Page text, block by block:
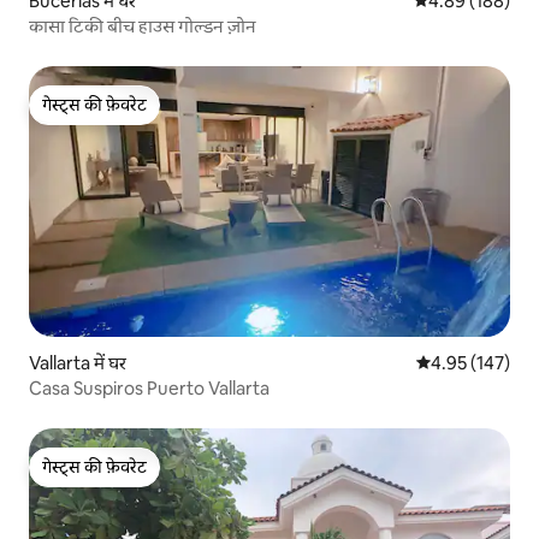
कासा टिकी बीच हाउस गोल्डन ज़ोन
गेस्ट्स की फ़ेवरेट
गेस्ट्स की फ़ेवरेट
Vallarta में घर औसत रेटिंग 5 में से
4.95 (147)
Casa Suspiros Puerto Vallarta
गेस्ट्स की फ़ेवरेट
गेस्ट्स की फ़ेवरेट